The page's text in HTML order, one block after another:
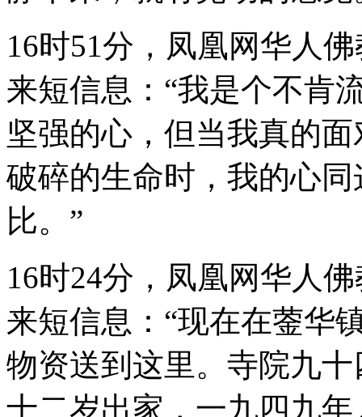
16时51分，凤凰网华人
来短信息：“我是个不肯
坚强的心，但当我真的
破碎的生命时，我的心
比。”
16时24分，凤凰网华人
来短信息：“现在在蓥华
物资送到这里。寺院九
十二岁出家，一九四九